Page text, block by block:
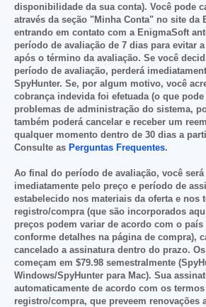
disponibilidade da sua conta). Você pode
através da seção "Minha Conta" no site da
entrando em contato com a EnigmaSoft
período de avaliação de 7 dias para evitar
após o término da avaliação. Se você
período de avaliação, perderá
SpyHunter. Se, por algum motivo, você
cobrança indevida foi efetuada (o que
problemas de administração do sistema,
também poderá cancelar e receber um
qualquer momento dentro de 30 dias a
Consulte as Perguntas Frequentes.
Ao final do período de avaliação, você
imediatamente pelo preço e período de
estabelecido nos materiais da oferta e nos
registro/compra (que são incorporados
preços podem variar de acordo com o
conforme detalhes na página de compra),
cancelado a assinatura dentro do prazo.
começam em $79.98 semestralmente
Windows/SpyHunter para Mac). Sua
automaticamente de acordo com os
registro/compra, que preveem renovações